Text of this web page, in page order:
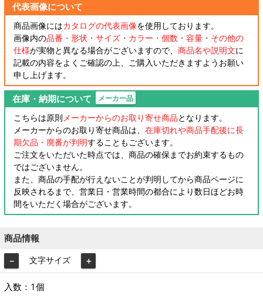
代表画像について
商品画像にはカタログの代表画像を使用しております。
画像内の品番・形状・サイズ・カラー・個数・容量・その他の
仕様が実物と異なる場合がございますので、 商品名や説明文に
記載の内容をよくご確認の上、ご購入いただきますようお願い
申し上げます。
在庫・納期について メーカー品
こちらは原則メーカーからのお取り寄せ商品となります。
メーカーからのお取り寄せ商品は、 在庫切れや商品手配後に長
期欠品・廃番が判明することもございます。
ご注文をいただいた時点では、商品の確保までお約束するもの
ではございません。
また、商品の手配が行えないことが判明してから商品ページに
反映されるまで、営業日・営業時間の都合により数日ほどお時
間をいただく場合がございます。
商品情報
－ 文字サイズ ＋
入数：1個